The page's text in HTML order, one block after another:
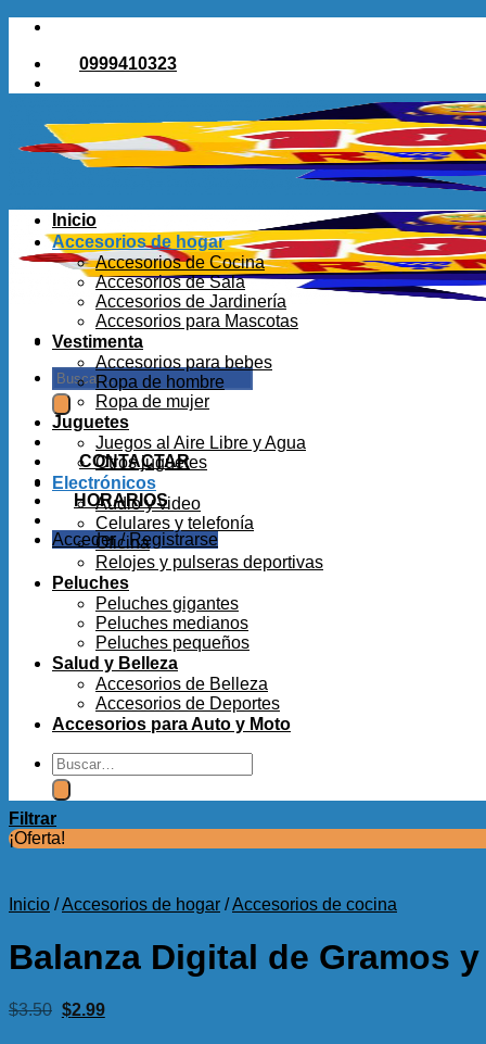
Saltar
contenido0999410323
Buscar
por:
CONTACTAR
HORARIOS
Acceder / Registrarse
Inicio
Accesorios de hogar
Accesorios de Cocina
Accesorios de Sala
Accesorios de Jardinería
Accesorios para Mascotas
Vestimenta
Accesorios para bebes
Ropa de hombre
Ropa de mujer
Juguetes
Juegos al Aire Libre y Agua
Otros juguetes
Electrónicos
Audio y video
Celulares y telefonía
Oficina
Relojes y pulseras deportivas
Peluches
Peluches gigantes
Peluches medianos
Peluches pequeños
Salud y Belleza
Accesorios de Belleza
Accesorios de Deportes
Accesorios para Auto y Moto
Buscar
por:
Filtrar
¡Oferta!
Inicio /Accesorios de hogar /Accesorios de cocina
Balanza Digital de Gramos
$3.50 El
$2.99El